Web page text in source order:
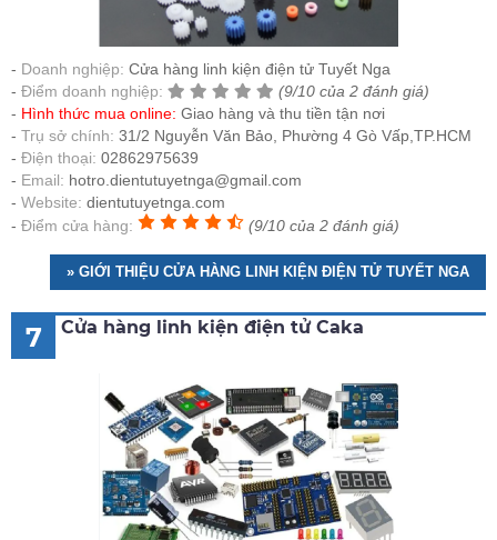
Doanh nghiệp: Cửa hàng linh kiện điện tử Tuyết Nga
Điểm doanh nghiệp:
(9/10 của 2 đánh giá)
Hình thức mua online: Giao hàng và thu tiền tận nơi
Trụ sở chính: 31/2 Nguyễn Văn Bảo, Phường 4 Gò Vấp,TP.HCM
Điện thoại: 02862975639
Email: hotro.dientutuyetnga@gmail.com
Website: dientutuyetnga.com
Điểm cửa hàng:
(9/10 của 2 đánh giá)
» GIỚI THIỆU CỬA HÀNG LINH KIỆN ĐIỆN TỬ TUYẾT NGA
7 Cửa hàng linh kiện điện tử Caka